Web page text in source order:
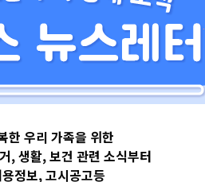
한 우리 가족을 위한
, 생활, 보건 관련 소식부터
정보, 고시공고등